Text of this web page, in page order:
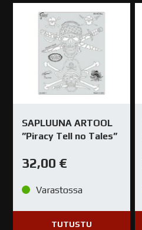
SAPLUUNA ARTOOL
”Piracy Tell no Tales”
32,00 €
Varastossa
TUTUSTU